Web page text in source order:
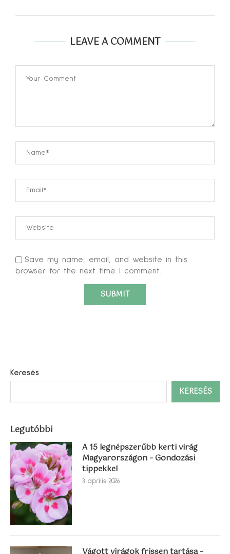
LEAVE A COMMENT
Save my name, email, and website in this
browser for the next time I comment.
Keresés
KERESÉS
Legutóbbi
A 15 legnépszerűbb kerti virág
Magyarországon – Gondozási
tippekkel
3 április 2026